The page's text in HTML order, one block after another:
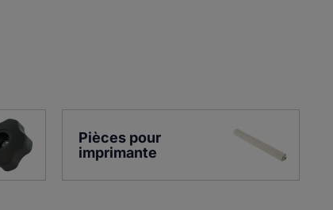
Pièces pour
imprimante